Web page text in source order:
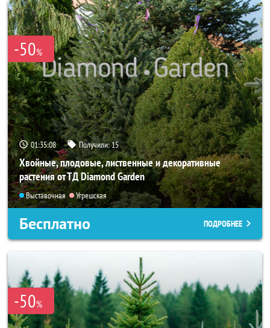
-50%
01:35:06 Получили:15
Хвойные, плодовые, лиственные и декоративные
растения от ТД Diamond Garden
Выставочная Угрешская
Бесплатно ПОДРОБНЕЕ
-50%